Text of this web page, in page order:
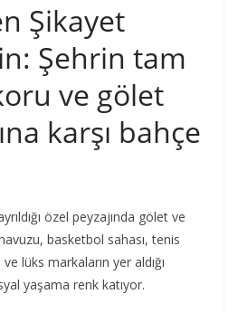
Şikayet
Şehrin tam
ve gölet
karşı bahçe
özel peyzajında gölet ve
basketbol sahası, tenis
lüks markaların yer aldığı
yaşama renk katıyor.